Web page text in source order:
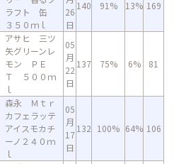
ラフト 缶
３５０ｍｌ
26
日
140 91% 13% 169
アサヒ 三ツ
矢グリーンレ
モン ＰＥ
Ｔ ５００ｍ
ｌ
05
月
22
日
137 75% 6% 81
森永 Ｍｔｒ
カフェラッテ
アイスモカチ
ーノ２４０ｍ
ｌ
05
月
17
日
132 100% 64% 106